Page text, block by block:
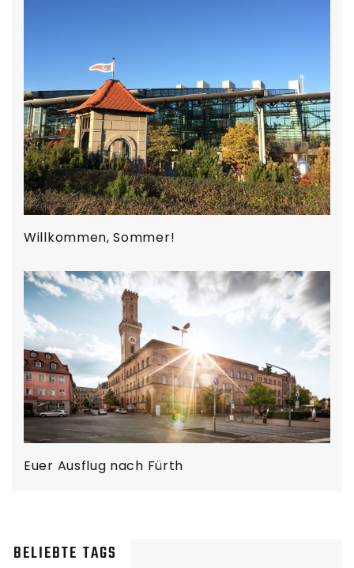
Willkommen, Sommer!
Euer Ausflug nach Fürth
BELIEBTE TAGS